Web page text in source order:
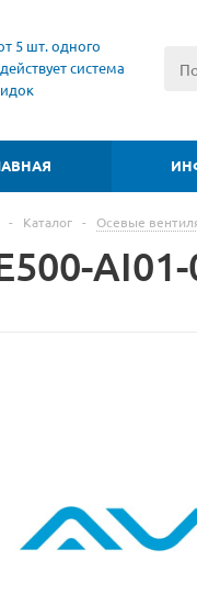
5 шт. одного
система
- Каталог - Осевые